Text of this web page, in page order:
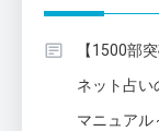
【1500部
ネット占い
マニュアル